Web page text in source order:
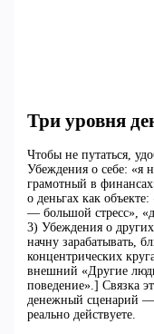
Три уровня
Чтобы не путаться,
Убеждения о себе: «я
грамотный в
о деньгах как
— большой стресс»,
3) Убеждения о
начну зарабатывать,
концентрических
внешний «Другие
поведение».] Связка
денежный сценарий —
реально действуете.